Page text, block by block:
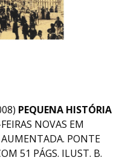
PEQUENA HISTÓRIA
NOVAS EM
AUMENTADA. PONTE
51 PÁGS. ILUST. B.